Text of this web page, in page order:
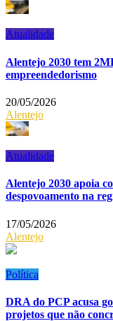
Atualidade
Alentejo 2030 tem
empreendedorismo
20/05/2026
Alentejo
Atualidade
Alentejo 2030 apoia
despovoamento na
17/05/2026
Alentejo
Política
DRA do PCP acusa
projetos que não